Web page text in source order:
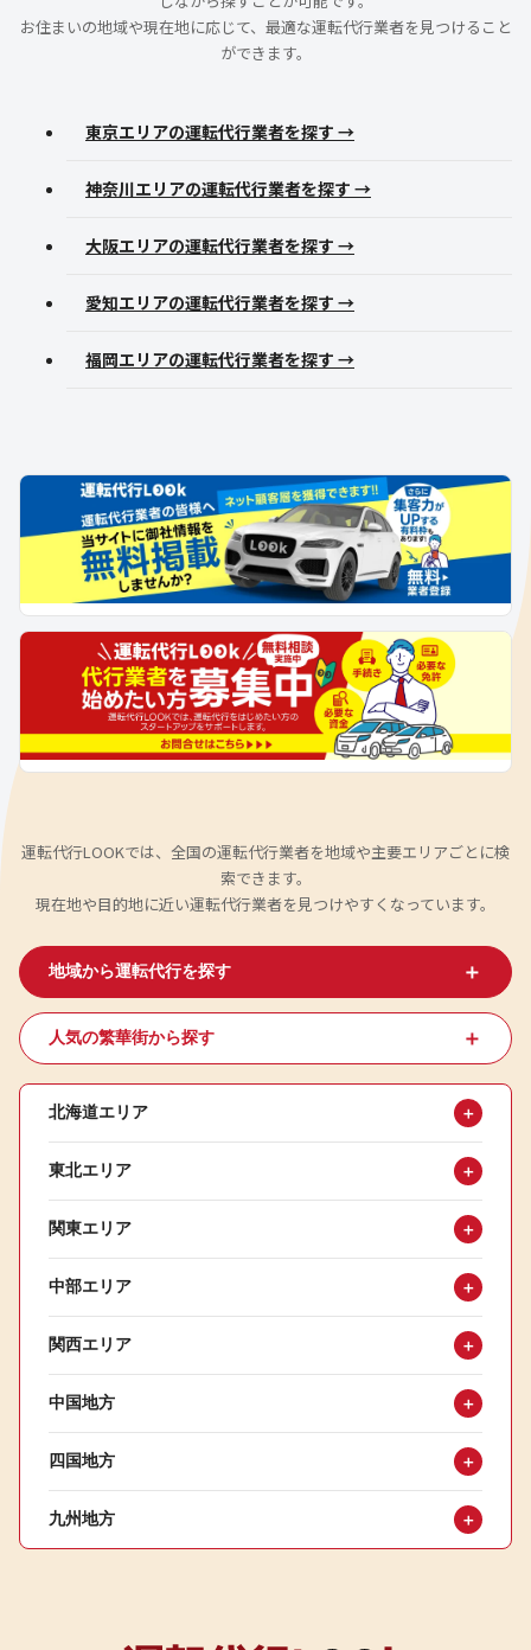
お住まいの地域や現在地に応じて、最適な運転代行業者を見つけること
ができます。
東京エリアの運転代行業者を探す →
神奈川エリアの運転代行業者を探す →
大阪エリアの運転代行業者を探す →
愛知エリアの運転代行業者を探す →
福岡エリアの運転代行業者を探す →
運転代行LOOKでは、全国の運転代行業者を地域や主要エリアごとに検
索できます。
現在地や目的地に近い運転代行業者を見つけやすくなっています。
地域から運転代行を探す ＋
人気の繁華街から探す ＋
北海道エリア ＋
東北エリア ＋
関東エリア ＋
中部エリア ＋
関西エリア ＋
中国地方 ＋
四国地方 ＋
九州地方 ＋